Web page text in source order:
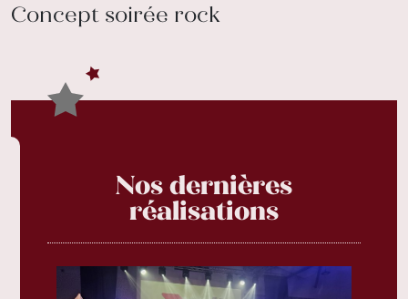
Concept soirée rock
Nos dernières
réalisations